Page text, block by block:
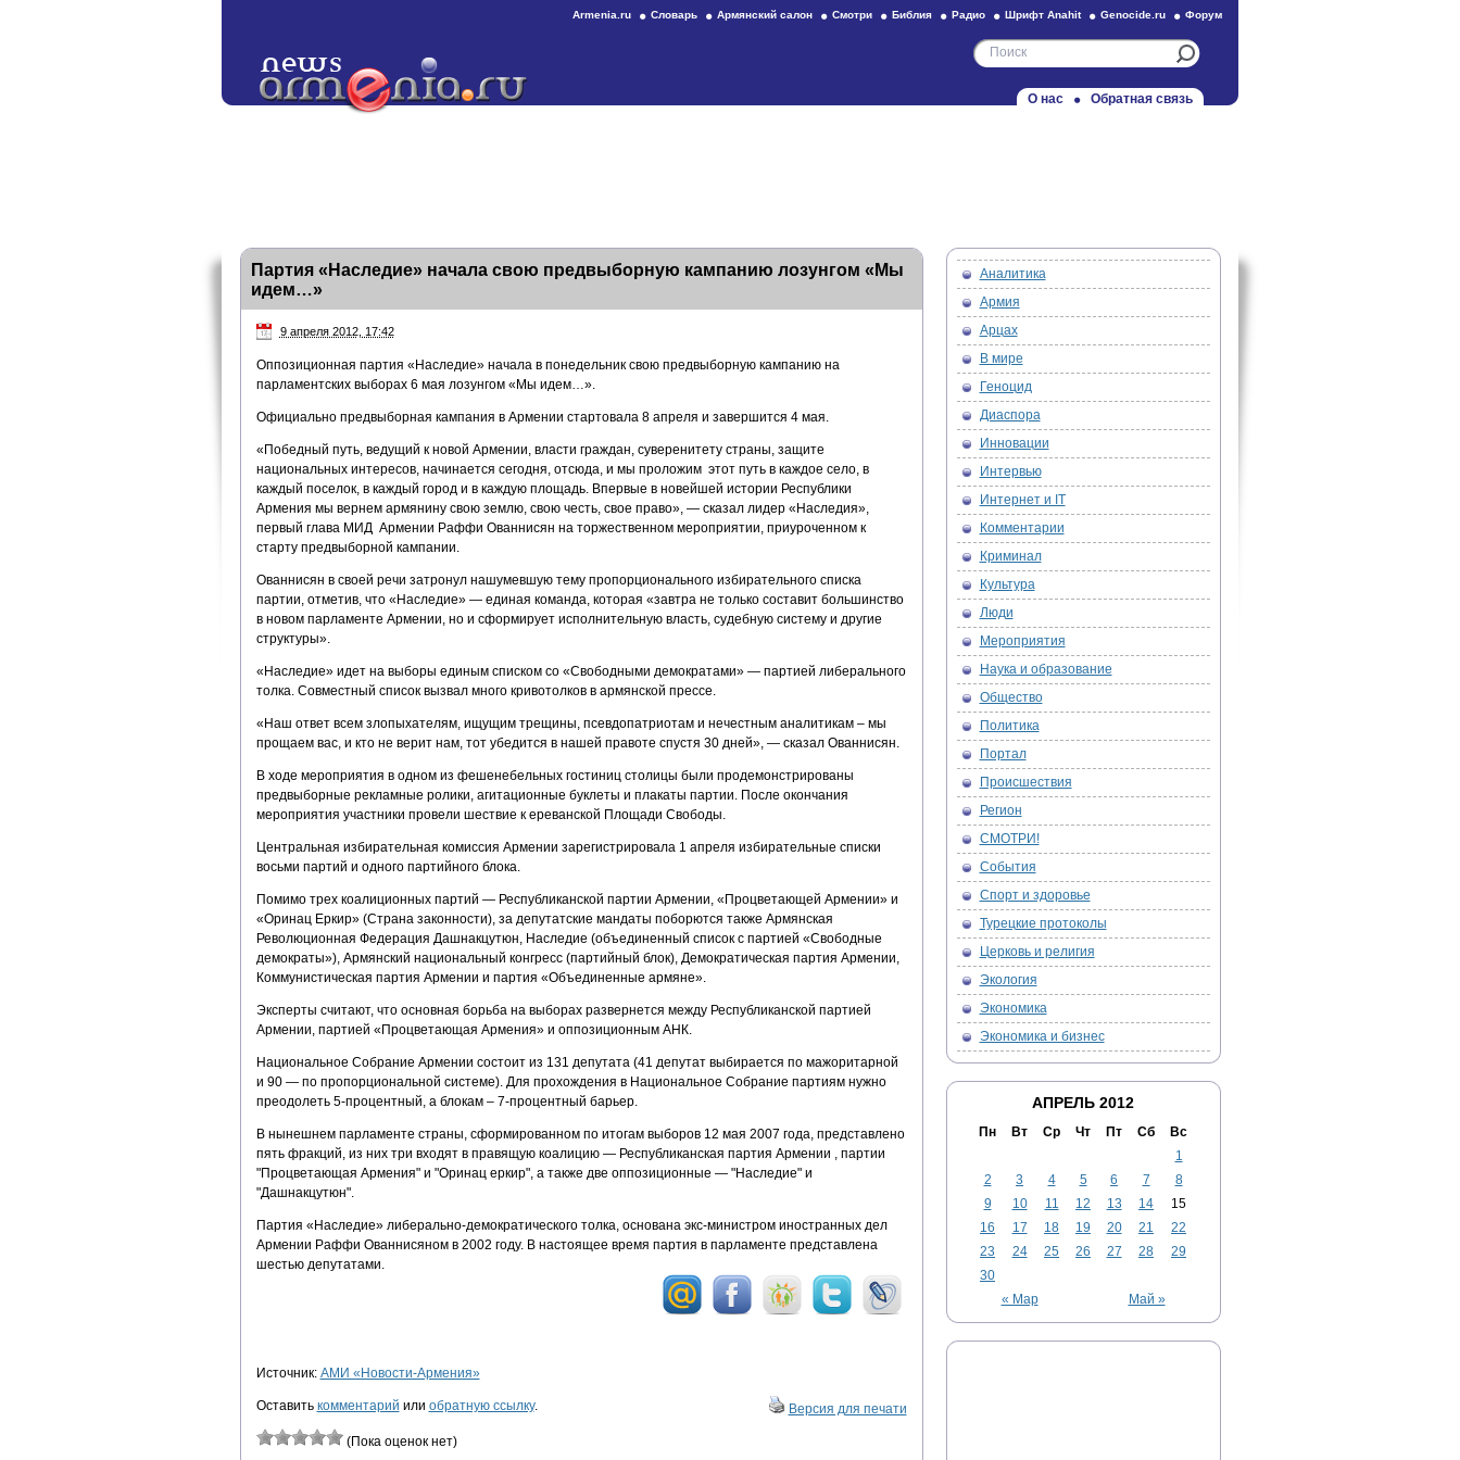
Armenia.ru Словарь Армянский салон Смотри Библия Радио Шрифт Anahit Genocide.ru Форум
О нас Обратная связь
Партия «Наследие» начала свою предвыборную кампанию лозунгом «Мы
идем…»
9 апреля 2012, 17:42
Оппозиционная партия «Наследие» начала в понедельник свою предвыборную кампанию на
парламентских выборах 6 мая лозунгом «Мы идем…».
Официально предвыборная кампания в Армении стартовала 8 апреля и завершится 4 мая.
«Победный путь, ведущий к новой Армении, власти граждан, суверенитету страны, защите
национальных интересов, начинается сегодня, отсюда, и мы проложим этот путь в каждое село, в
каждый поселок, в каждый город и в каждую площадь. Впервые в новейшей истории Республики
Армения мы вернем армянину свою землю, свою честь, свое право», — сказал лидер «Наследия»,
первый глава МИД Армении Раффи Ованнисян на торжественном мероприятии, приуроченном к
старту предвыборной кампании.
Ованнисян в своей речи затронул нашумевшую тему пропорционального избирательного списка
партии, отметив, что «Наследие» — единая команда, которая «завтра не только составит большинство
в новом парламенте Армении, но и сформирует исполнительную власть, судебную систему и другие
структуры».
«Наследие» идет на выборы единым списком со «Свободными демократами» — партией либерального
толка. Совместный список вызвал много кривотолков в армянской прессе.
«Наш ответ всем злопыхателям, ищущим трещины, псевдопатриотам и нечестным аналитикам – мы
прощаем вас, и кто не верит нам, тот убедится в нашей правоте спустя 30 дней», — сказал Ованнисян.
В ходе мероприятия в одном из фешенебельных гостиниц столицы были продемонстрированы
предвыборные рекламные ролики, агитационные буклеты и плакаты партии. После окончания
мероприятия участники провели шествие к ереванской Площади Свободы.
Центральная избирательная комиссия Армении зарегистрировала 1 апреля избирательные списки
восьми партий и одного партийного блока.
Помимо трех коалиционных партий — Республиканской партии Армении, «Процветающей Армении» и
«Оринац Еркир» (Страна законности), за депутатские мандаты поборются также Армянская
Революционная Федерация Дашнакцутюн, Наследие (объединенный список с партией «Свободные
демократы»), Армянский национальный конгресс (партийный блок), Демократическая партия Армении,
Коммунистическая партия Армении и партия «Объединенные армяне».
Эксперты считают, что основная борьба на выборах развернется между Республиканской партией
Армении, партией «Процветающая Армения» и оппозиционным АНК.
Национальное Собрание Армении состоит из 131 депутата (41 депутат выбирается по мажоритарной
и 90 — по пропорциональной системе). Для прохождения в Национальное Собрание партиям нужно
преодолеть 5-процентный, а блокам – 7-процентный барьер.
В нынешнем парламенте страны, сформированном по итогам выборов 12 мая 2007 года, представлено
пять фракций, из них три входят в правящую коалицию — Республиканская партия Армении , партии
"Процветающая Армения" и "Оринац еркир", а также две оппозиционные — "Наследие" и
"Дашнакцутюн".
Партия «Наследие» либерально-демократического толка, основана экс-министром иностранных дел
Армении Раффи Ованнисяном в 2002 году. В настоящее время партия в парламенте представлена
шестью депутатами.
Источник: АМИ «Новости-Армения»
Оставить комментарий или обратную ссылку. Версия для печати
(Пока оценок нет)
Аналитика
Армия
Арцах
В мире
Геноцид
Диаспора
Инновации
Интервью
Интернет и IT
Комментарии
Криминал
Культура
Люди
Мероприятия
Наука и образование
Общество
Политика
Портал
Происшествия
Регион
СМОТРИ!
События
Спорт и здоровье
Турецкие протоколы
Церковь и религия
Экология
Экономика
Экономика и бизнес
АПРЕЛЬ 2012
Пн Вт Ср Чт Пт Сб Вс
« Мар Май »
1
2
3 4 5 6 7
8
9
10 11 12 13 14
15
16
17 18 19 20 21
22
23
24 25 26 27 28
29
30